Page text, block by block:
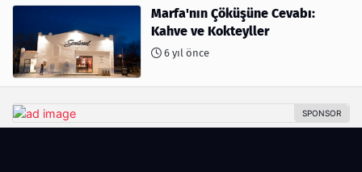
Marfa'nın Çöküşüne Cevabı:
Kahve ve Kokteyller
6 yıl önce